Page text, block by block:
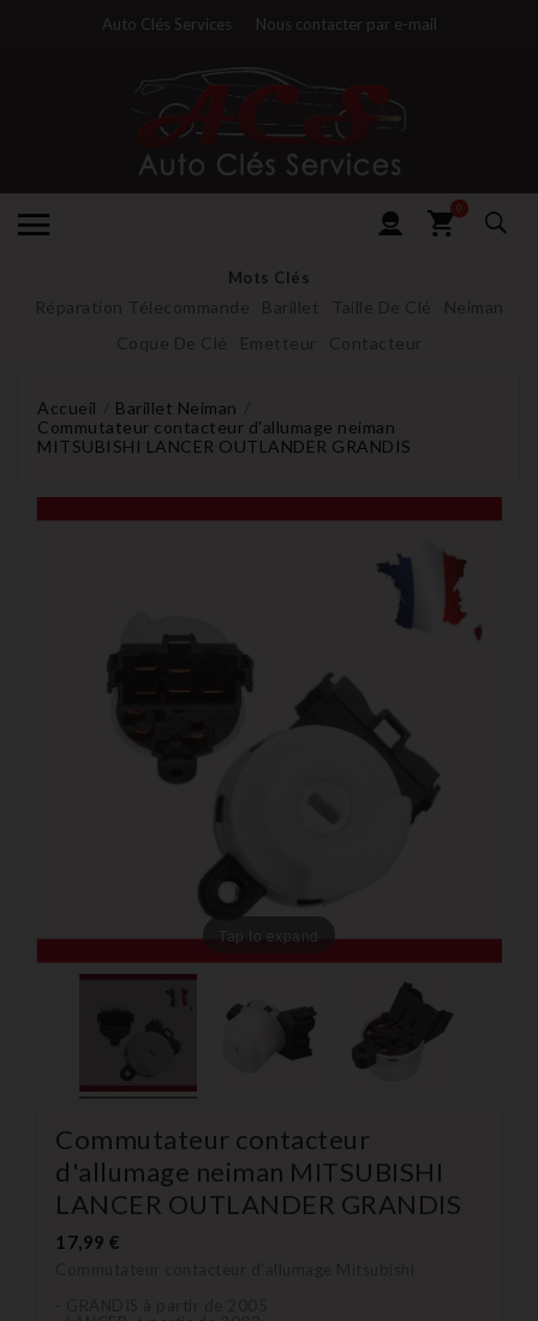
Auto Clés Services Nous contacter par e-mail
0
Mots Clés
Réparation Télecommande Barillet Taille De Clé
Neiman
Coque De Clé
Emetteur Contacteur
Accueil
Barillet Neiman
Commutateur contacteur d'allumage neiman
MITSUBISHI LANCER OUTLANDER GRANDIS
Tap to expand
Commutateur contacteur
d'allumage neiman MITSUBISHI
LANCER OUTLANDER GRANDIS
17,99 €